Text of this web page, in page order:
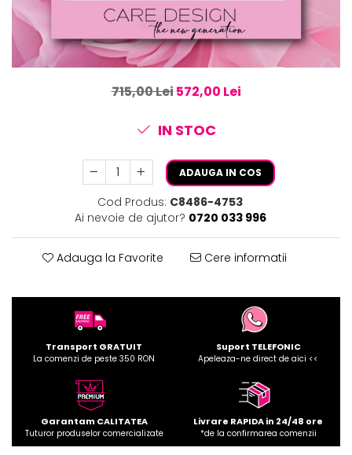
715,00 Lei572,00 Lei
IN STOC
ADAUGA IN COS
Cod Produs: C8486-4753
Ai nevoie de ajutor? 0720 033 996
Adauga la Favorite Cere informatii
Transport GRATUIT
La comenzi de peste 350 RON
Suport TELEFONIC
Apeleaza-ne direct de aici <<
Garantam CALITATEA
Tuturor produselor comercializate
Livrare RAPIDA in 24/48 ore
*de la confirmarea comenzii